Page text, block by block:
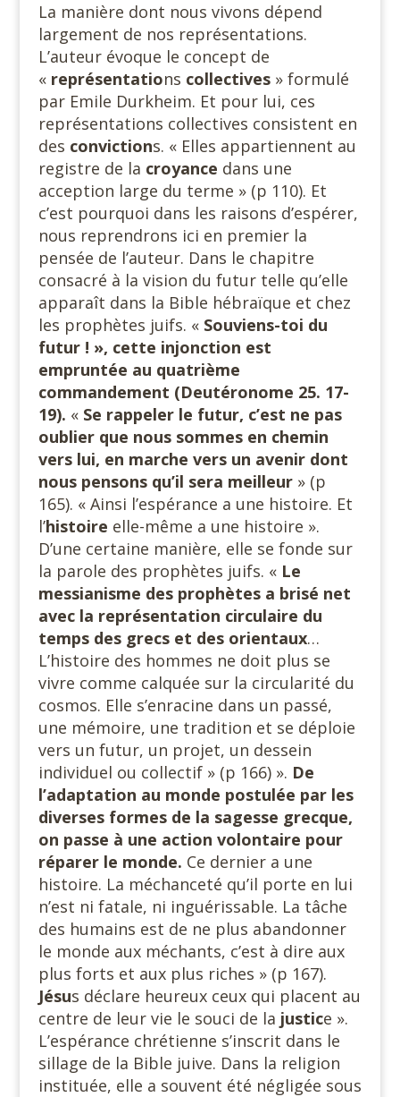
La manière dont nous vivons dépend
largement de nos représentations.
L’auteur évoque le concept de
« représentations collectives» formulé
par Emile Durkheim. Et pour lui, ces
représentations collectives consistent en
des convictions. « Elles appartiennent au
registre de la croyance dans une
acception large du terme » (p 110). Et
c’est pourquoi dans les raisons d’espérer,
nous reprendrons ici en premier la
pensée de l’auteur. Dans le chapitre
consacré à la vision du futur telle qu’elle
apparaît dans la Bible hébraïque et chez
les prophètes juifs. « Souviens-toi du
futur ! », cette injonction est
empruntée au quatrième
commandement (Deutéronome 25. 17-
19). « Se rappeler le futur, c’est ne pas
oublier que nous sommes en chemin
vers lui, en marche vers un avenir dont
nous pensons qu’il sera meilleur » (p
165). « Ainsi l’espérance a une histoire. Et
l’histoire elle-même a une histoire ».
D’une certaine manière, elle se fonde sur
la parole des prophètes juifs. « Le
messianisme des prophètes a brisé net
avec la représentation circulaire du
temps des grecs et des orientaux…
L’histoire des hommes ne doit plus se
vivre comme calquée sur la circularité du
cosmos. Elle s’enracine dans un passé,
une mémoire, une tradition et se déploie
vers un futur, un projet, un dessein
individuel ou collectif » (p 166) ». De
l’adaptation au monde postulée par les
diverses formes de la sagesse grecque,
on passe à une action volontaire pour
réparer le monde. Ce dernier a une
histoire. La méchanceté qu’il porte en lui
n’est ni fatale, ni inguérissable. La tâche
des humains est de ne plus abandonner
le monde aux méchants, c’est à dire aux
plus forts et aux plus riches » (p 167).
Jésus déclare heureux ceux qui placent au
centre de leur vie le souci de la justice ».
L’espérance chrétienne s’inscrit dans le
sillage de la Bible juive. Dans la religion
instituée, elle a souvent été négligée sous